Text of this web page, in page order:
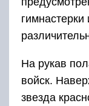
На рукав
войск.
звезда